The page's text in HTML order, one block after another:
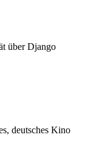
über Django
deutsches Kino